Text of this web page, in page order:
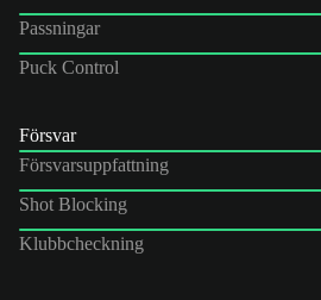
Passningar
Puck Control
Försvar
Försvarsuppfattning
Shot Blocking
Klubbcheckning